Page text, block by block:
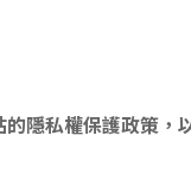
隱私權保護政策